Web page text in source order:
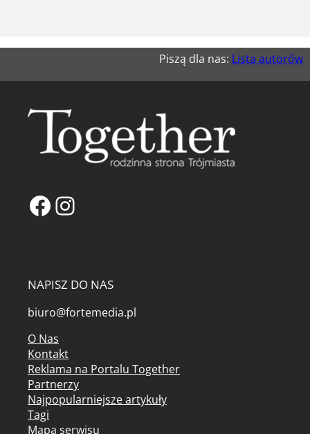
Piszą dla nas: Lista autorów
Facebook
Instagram
NAPISZ DO NAS
biuro@fortemedia.pl
O Nas
Kontakt
Reklama na Portalu Together
Partnerzy
Najpopularniejsze artykuły
Tagi
Mapa serwisu